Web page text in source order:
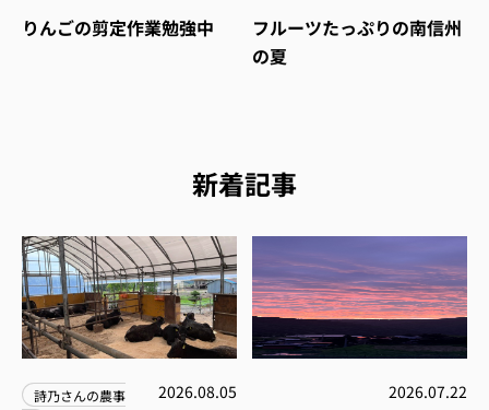
りんごの剪定作業勉強中
フルーツたっぷりの南信州
の夏
新着記事
詩乃さんの農事
2026.08.05 2026.07.22